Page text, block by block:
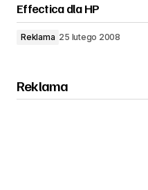
Effectica dla HP
Reklama 25 lutego 2008
Reklama